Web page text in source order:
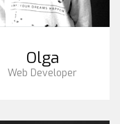
Olga
Web Developer